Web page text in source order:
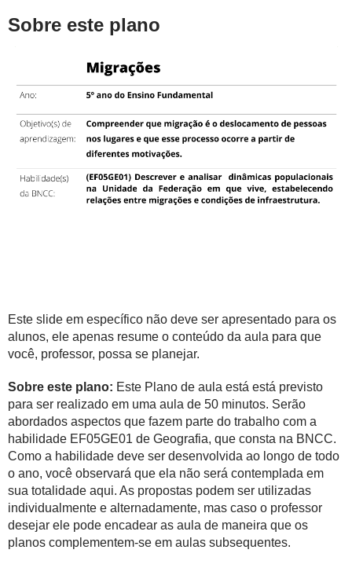
Sobre este plano
Este slide em específico não deve ser apresentado para os
alunos, ele apenas resume o conteúdo da aula para que
você, professor, possa se planejar.
Sobre este plano: Este Plano de aula está está previsto
para ser realizado em uma aula de 50 minutos. Serão
abordados aspectos que fazem parte do trabalho com a
habilidade EF05GE01 de Geografia, que consta na BNCC.
Como a habilidade deve ser desenvolvida ao longo de todo
o ano, você observará que ela não será contemplada em
sua totalidade aqui. As propostas podem ser utilizadas
individualmente e alternadamente, mas caso o professor
desejar ele pode encadear as aula de maneira que os
planos complementem-se em aulas subsequentes.